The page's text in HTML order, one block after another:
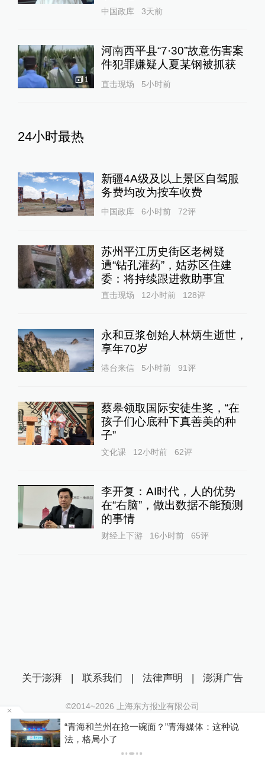
中国政库 3天前
1
河南西平县“7·30”故意伤害案
件犯罪嫌疑人夏某钢被抓获
直击现场 5小时前
24小时最热
新疆4A级及以上景区自驾服
务费均改为按车收费
中国政库 6小时前 72评
苏州平江历史街区老树疑
遭“钻孔灌药”，姑苏区住建
委：将持续跟进救助事宜
直击现场 12小时前 128评
永和豆浆创始人林炳生逝世，
享年70岁
港台来信 5小时前 91评
蔡皋领取国际安徒生奖，“在
孩子们心底种下真善美的种
子”
文化课 12小时前 62评
李开复：AI时代，人的优势
在“右脑”，做出数据不能预测
的事情
财经上下游 16小时前 65评
“青海和兰州在抢一碗面？”青海媒体：这种说
法，格局小了
关于澎湃 | 联系我们 | 法律声明 | 澎湃广告
©2014~2026 上海东方报业有限公司
沪ICP证：沪B2-20170116 | 沪ICP备14003370号
互联网新闻信息服务许可证：31120170006
沪公网安备 31010602000299号